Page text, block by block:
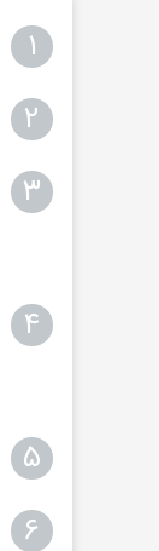
۱
۲
۳
۴
۵
۶